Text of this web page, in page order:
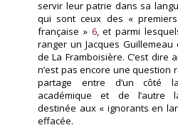
servir leur patrie dans sa
qui sont ceux des «
française »6, et parmi
ranger un Jacques
de La Framboisière. C’est dire
n’est pas encore une question
partage entre d’un côté
académique et de l’autre
destinée aux « ignorants en
effacée.